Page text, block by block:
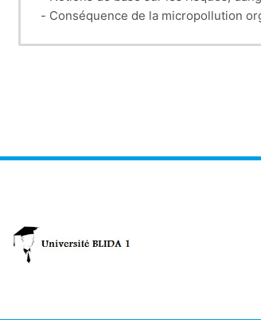
- Conséquence de la micropollution